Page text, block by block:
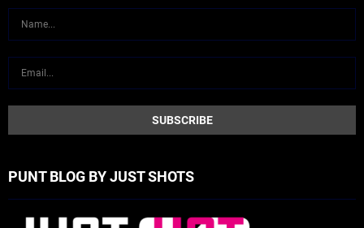
PUNT BLOG BY JUST SHOTS